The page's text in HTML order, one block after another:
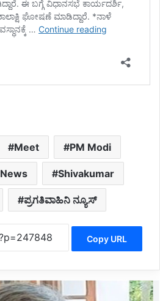
Meet PM Modi
Shivakumar
ಪ್ರಗತಿವಾಹಿನಿ ನ್ಯೂಸ್
Copy URL